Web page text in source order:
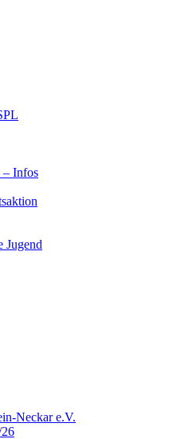
– Infos
Jugend
Neckar e.V.